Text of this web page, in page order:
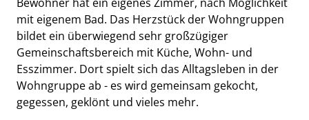
mit eigenem Bad. Das Herzstück der Wohngruppen
bildet ein überwiegend sehr großzügiger
Gemeinschaftsbereich mit Küche, Wohn- und
Esszimmer. Dort spielt sich das Alltagsleben in der
Wohngruppe ab - es wird gemeinsam gekocht,
gegessen, geklönt und vieles mehr.